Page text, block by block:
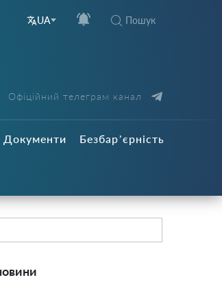
UA Пошук
Офіційний телеграм канал
Документи Безбар’єрність